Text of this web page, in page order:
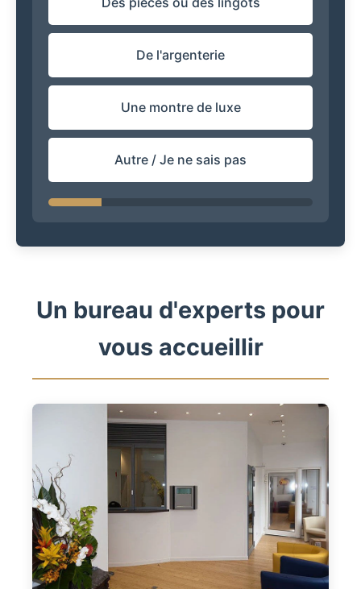
De l'argenterie
Une montre de luxe
Autre / Je ne sais pas
Un bureau d'experts pour
vous accueillir